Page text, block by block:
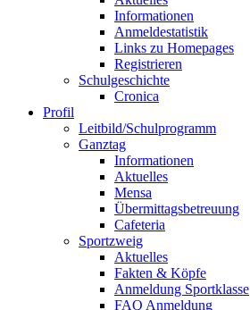
Informationen
Anmeldestatistik
Links zu Homepages
Registrieren
Schulgeschichte
Cronica
Profil
Leitbild/Schulprogramm
Ganztag
Informationen
Aktuelles
Mensa
Übermittagsbetreuung
Cafeteria
Sportzweig
Aktuelles
Fakten & Köpfe
Anmeldung Sportklasse
FAQ Anmeldung